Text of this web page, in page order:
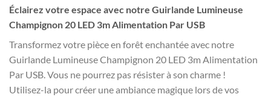
Éclairez votre espace avec notre Guirlande Lumineuse
Champignon 20 LED 3m Alimentation Par USB
Transformez votre pièce en forêt enchantée avec notre
Guirlande Lumineuse Champignon 20 LED 3m Alimentation
Par USB. Vous ne pourrez pas résister à son charme !
Utilisez-la pour créer une ambiance magique lors de vos